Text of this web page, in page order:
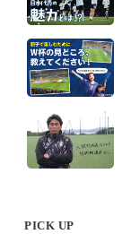
PICK UP